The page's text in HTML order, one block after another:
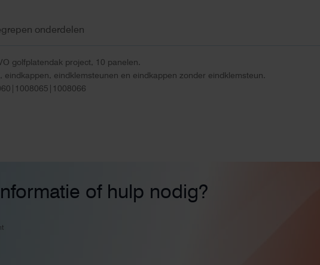
onderdelen
golfplatendak project, 10 panelen.
eindkappen, eindklemsteunen en eindkappen zonder eindklemsteun.
of hulp nodig?